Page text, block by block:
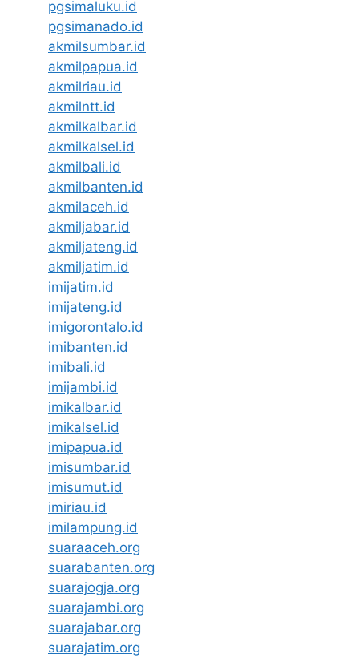
pgsimaluku.id
pgsimanado.id
akmilsumbar.id
akmilpapua.id
akmilriau.id
akmilntt.id
akmilkalbar.id
akmilkalsel.id
akmilbali.id
akmilbanten.id
akmilaceh.id
akmiljabar.id
akmiljateng.id
akmiljatim.id
imijatim.id
imijateng.id
imigorontalo.id
imibanten.id
imibali.id
imijambi.id
imikalbar.id
imikalsel.id
imipapua.id
imisumbar.id
imisumut.id
imiriau.id
imilampung.id
suaraaceh.org
suarabanten.org
suarajogja.org
suarajambi.org
suarajabar.org
suarajatim.org